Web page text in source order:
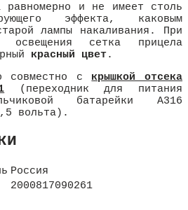
равномерно и не имеет столь
эффекта, каковым
лампы накаливания. При
освещения сетка прицела
красный цвет.
совместно с крышкой отсека
(переходник для питания
батарейки А316
вольта).
Россия
2000817090261